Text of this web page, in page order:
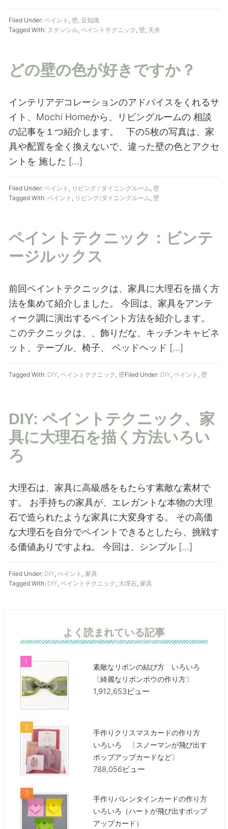
Filed Under: ペイント , 壁, 豆知識
Tagged With: ステンシル, ペイントテクニック , 壁, 天井
どの壁の色が好きですか？
インテリアデコレーションのアドバイスをくれるサ
イト、Mochi Homeから、リビングルームの 相談
の記事を１つ紹介します。 下の5枚の写真は、家
具や配置を全く換えないで、違った壁の色とアクセ
ントを 施した […]
Filed Under: ペイント , リビング / ダイニングルーム, 壁
Tagged With: ペイント , リビング/ダイニングルーム, 壁
ペイントテクニック：ビンテ
ージルックス
前回ペイントテクニックは、家具に大理石を描く方
法を集めて紹介しました。 今回は、家具をアンテ
ィーク調に演出するペイント方法を紹介します。
このテクニックは、、飾りだな、キッチンキャビネ
ット、テーブル、椅子、 ベッドヘッド […]
Filed Under: DIY, ペイント , 壁
Tagged With: DIY, ペイントテクニック , 壁
DIY: ペイントテクニック、家
具に大理石を描く方法いろい
ろ
大理石は、家具に高級感をもたらす素敵な素材で
す。 お手持ちの家具が、エレガントな本物の大理
石で造られたような家具に大変身する。 その高価
な大理石を自分でペイントできるとしたら、挑戦す
る価値ありですよね。 今回は、シンプル […]
Filed Under: DIY, ペイント , 家具
Tagged With: DIY, ペイントテクニック , 大理石, 家具
よく読まれている記事
素敵なリボンの結び方 いろいろ
〔綺麗なリボンボウの作り方〕
1,912,653ビュー
手作りクリスマスカードの作り方
いろいろ 〔スノーマンが飛び出す
ポップアップカードなど〕
788,056ビュー
手作りバレンタインカードの作り方
いろいろ（ハートが飛び出すポップ
アップカード）